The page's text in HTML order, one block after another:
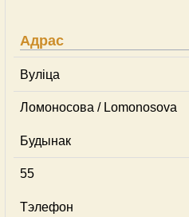
Адрас
Вуліца
Ломоносова / Lomonosova
Будынак
55
Тэлефон